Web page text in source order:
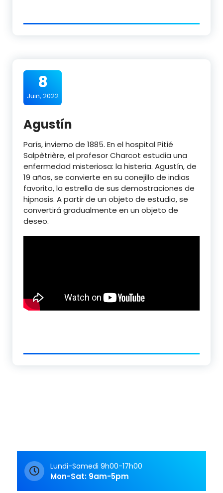
8
Juin, 2022
Agustín
París, invierno de 1885. En el hospital Pitié
Salpêtrière, el profesor Charcot estudia una
enfermedad misteriosa: la histeria. Agustín, de
19 años, se convierte en su conejillo de indias
favorito, la estrella de sus demostraciones de
hipnosis. A partir de un objeto de estudio, se
convertirá gradualmente en un objeto de
deseo.
Lundi-Samedi 9h00-17h00
Mon-Sat: 9am-5pm